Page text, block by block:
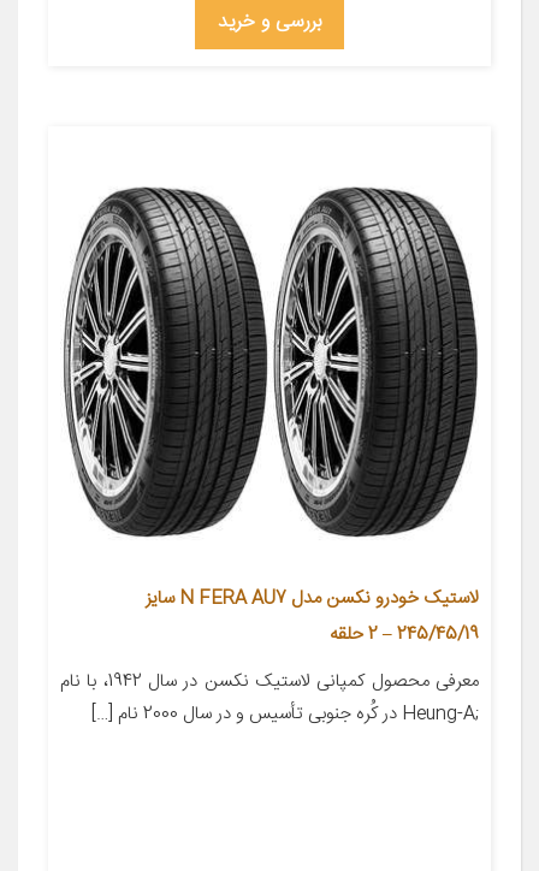
بررسی و خرید
لاستیک خودرو نکسن مدل N FERA AU7 سایز
245/45/19 – 2 حلقه
معرفی محصول کمپانی لاستیک نکسن در سال 1942، با نام
;Heung-A در کُره­ جنوبی تأسیس و در سال 2000 نام […]